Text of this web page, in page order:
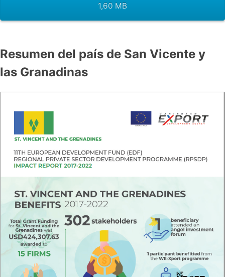
1,60 MB
Resumen del país de San Vicente y
las Granadinas